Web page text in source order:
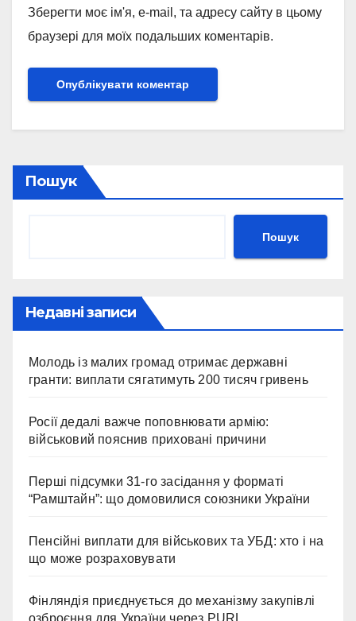
Зберегти моє ім'я, e-mail, та адресу сайту в цьому
браузері для моїх подальших коментарів.
Пошук
Пошук
Недавні записи
Молодь із малих громад отримає державні
гранти: виплати сягатимуть 200 тисяч гривень
Росії дедалі важче поповнювати армію:
військовий пояснив приховані причини
Перші підсумки 31-го засідання у форматі
“Рамштайн”: що домовилися союзники України
Пенсійні виплати для військових та УБД: хто і на
що може розраховувати
Фінляндія приєднується до механізму закупівлі